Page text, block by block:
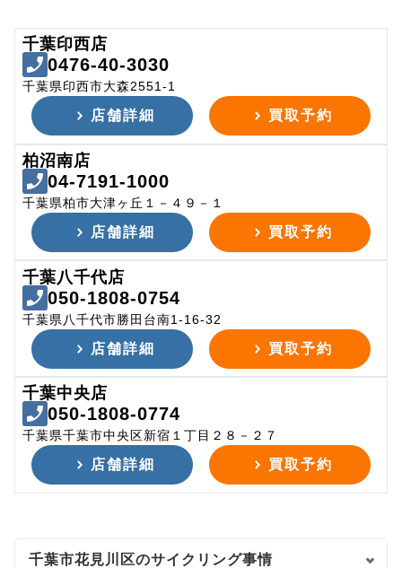
千葉印西店
0476-40-3030
千葉県印西市大森2551-1
店舗詳細 買取予約
柏沼南店
04-7191-1000
千葉県柏市大津ヶ丘１－４９－１
店舗詳細 買取予約
千葉八千代店
050-1808-0754
千葉県八千代市勝田台南1-16-32
店舗詳細 買取予約
千葉中央店
050-1808-0774
千葉県千葉市中央区新宿１丁目２８－２７
店舗詳細 買取予約
千葉市花見川区のサイクリング事情